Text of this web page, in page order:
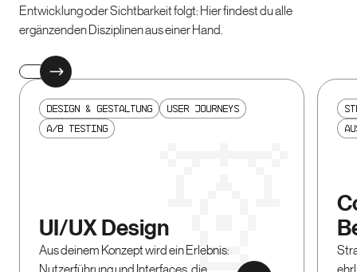
Entwicklung oder Sichtbarkeit folgt: Hier findest du alle
ergänzenden Disziplinen aus einer Hand.
Design & Gestaltung
User Journeys
A/B Testing
UI/UX Design
Aus deinem Konzept wird ein Erlebnis:
Nutzerführung und Interfaces, die